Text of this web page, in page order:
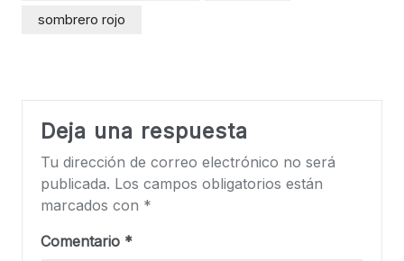
sombrero rojo
Deja una respuesta
Tu dirección de correo electrónico no será
publicada. Los campos obligatorios están
marcados con *
Comentario *